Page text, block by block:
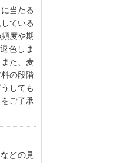
当たる
ている
度や期
色しま
た、麦
の段階
しても
ご了承
どの見